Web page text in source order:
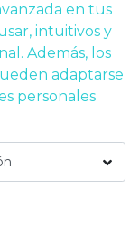
en tus
intuitivos y
Además, los
adaptarse
personales